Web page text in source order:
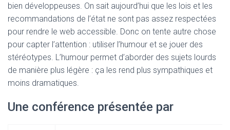
bien développeuses. On sait aujourd’hui que les lois et les
recommandations de l’état ne sont pas assez respectées
pour rendre le web accessible. Donc on tente autre chose
pour capter l’attention : utiliser l’humour et se jouer des
stéréotypes. L’humour permet d’aborder des sujets lourds
de manière plus légère : ça les rend plus sympathiques et
moins dramatiques.
Une conférence présentée par